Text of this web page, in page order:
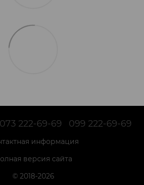
073 222-69-69 099 222-69-69
информация
версия сайта
© 2018-2026